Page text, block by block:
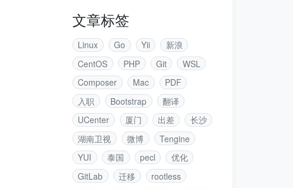
文章标签
Linux Go Yii
新浪
CentOS
PHP Git
WSL
Composer
Mac
PDF
入职
Bootstrap
翻译
UCenter
厦门 出差
长沙
湖南卫视
微博
Tengine
YUI
泰国 pecl
优化
GitLab
迁移
rootless